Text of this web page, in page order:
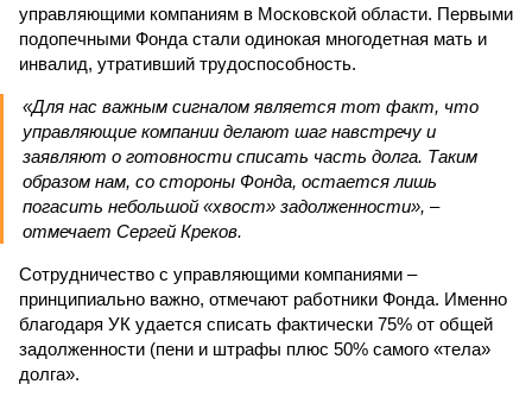
управляющими компаниям в Московской области. Первыми
подопечными Фонда стали одинокая многодетная мать и
инвалид, утративший трудоспособность.
«Для нас важным сигналом является тот факт, что
управляющие компании делают шаг навстречу и
заявляют о готовности списать часть долга. Таким
образом нам, со стороны Фонда, остается лишь
погасить небольшой «хвост» задолженности», –
отмечает Сергей Креков.
Сотрудничество с управляющими компаниями –
принципиально важно, отмечают работники Фонда. Именно
благодаря УК удается списать фактически 75% от общей
задолженности (пени и штрафы плюс 50% самого «тела»
долга».